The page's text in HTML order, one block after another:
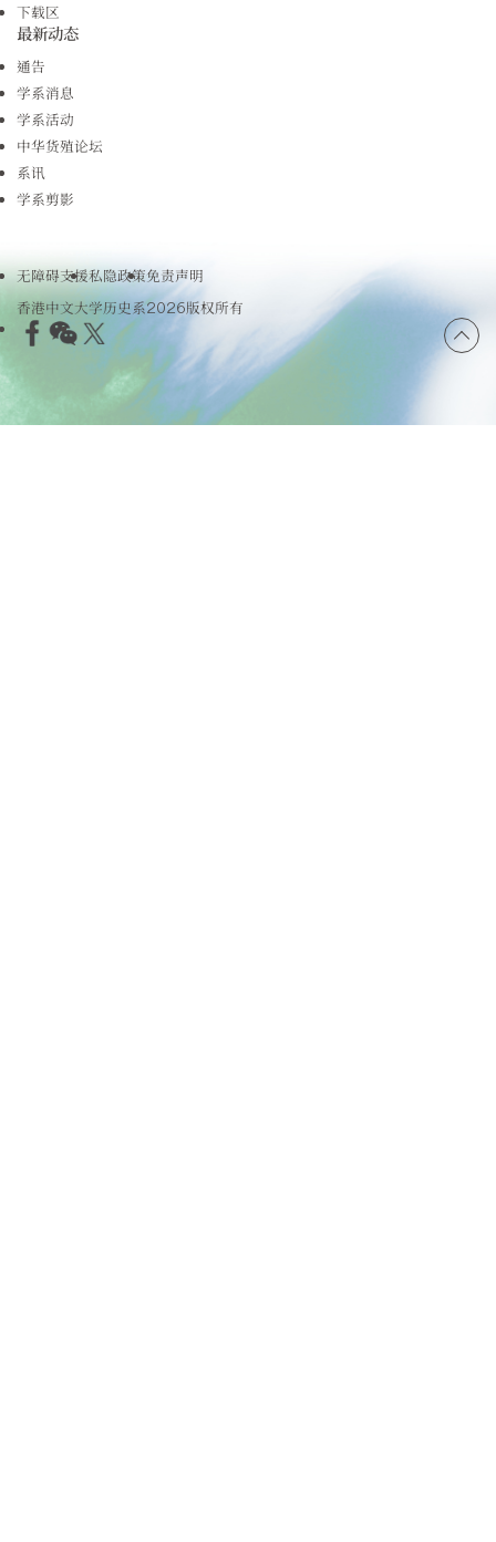
下载区
最新动态
通告
学系消息
学系活动
中华货殖论坛
系讯
学系剪影
无障碍支援私隐政策免责声明
香港中文大学历史系2026版权所有